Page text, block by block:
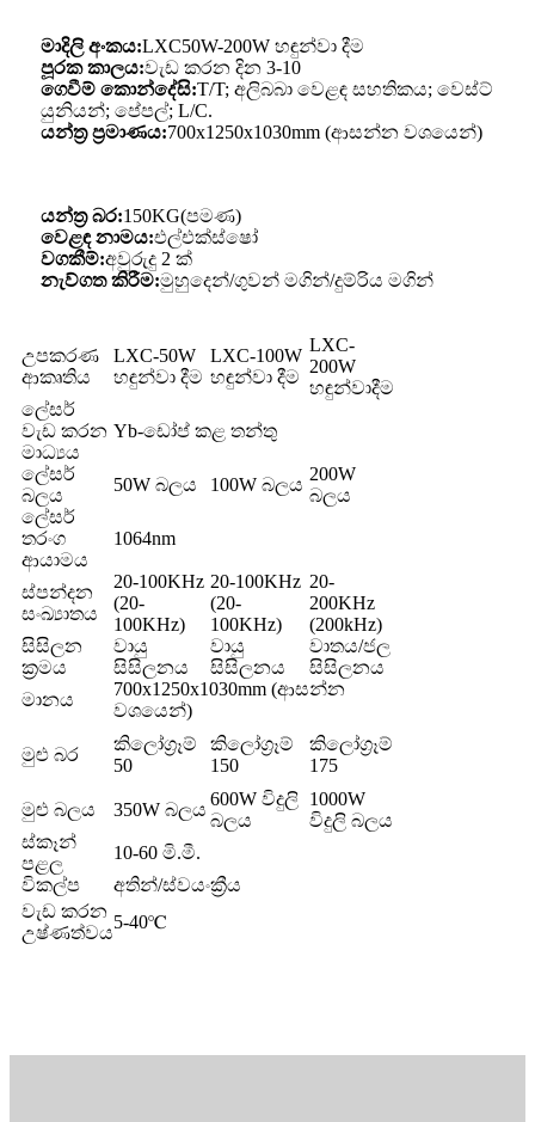
මාදිලි අංකය:LXC50W-200W හඳුන්වා දීම
පූරක කාලය:වැඩ කරන දින 3-10
ගෙවීම් කොන්දේසි:T/T; අලිබබා වෙළඳ සහතිකය; වෙස්ට්
යුනියන්; පේපල්; L/C.
යන්ත්‍ර ප්‍රමාණය:700x1250x1030mm (ආසන්න වශයෙන්)
යන්ත්‍ර බර:150KG(පමණ)
වෙළඳ නාමය:එල්එක්ස්ෂෝ
වගකීම්:අවුරුදු 2 ක්
නැව්ගත කිරීම:මුහුදෙන්/ගුවන් මගින්/දුම්රිය මගින්
උපකරණ
ආකෘතිය
LXC-50W
හඳුන්වා දීම
LXC-100W
හඳුන්වා දීම
LXC-
200W
හඳුන්වාදීම
ලේසර්
වැඩ කරන
මාධ්‍යය
Yb-ඩෝප් කළ තන්තු
ලේසර්
බලය
50W බලය 100W බලය
200W
බලය
ලේසර්
තරංග
ආයාමය
1064nm
ස්පන්දන
සංඛ්‍යාතය
20-100KHz
(20-
100KHz)
20-100KHz
(20-
100KHz)
20-
200KHz
(200kHz)
සිසිලන
ක්‍රමය
වායු
සිසිලනය
වායු
සිසිලනය
වාතය/ජල
සිසිලනය
මානය
700x1250x1030mm (ආසන්න
වශයෙන්)
මුළු බර
කිලෝග්‍රෑම්
50
කිලෝග්‍රෑම්
150
කිලෝග්‍රෑම්
175
මුළු බලය 350W බලය
600W විදුලි
බලය
1000W
විදුලි බලය
ස්කෑන්
පළල
10-60 මි.මී.
විකල්ප
අතින්/ස්වයංක්‍රීය
වැඩ කරන
උෂ්ණත්වය
5-40℃